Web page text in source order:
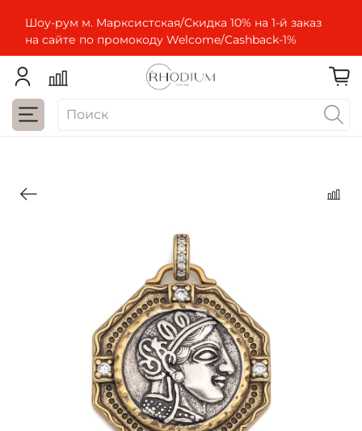
Шоу-рум м. Марксистская/Скидка 10% на 1-й заказ
на сайте по промокоду Welcome/Cashbaсk-1%